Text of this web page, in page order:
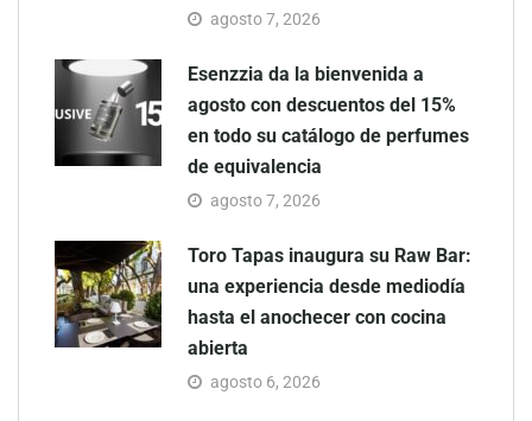
agosto 7, 2026
Esenzzia da la bienvenida a
agosto con descuentos del 15%
en todo su catálogo de perfumes
de equivalencia
agosto 7, 2026
Toro Tapas inaugura su Raw Bar:
una experiencia desde mediodía
hasta el anochecer con cocina
abierta
agosto 6, 2026